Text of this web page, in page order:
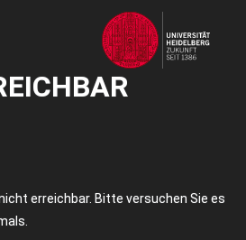
erreichbar. Bitte versuchen Sie es